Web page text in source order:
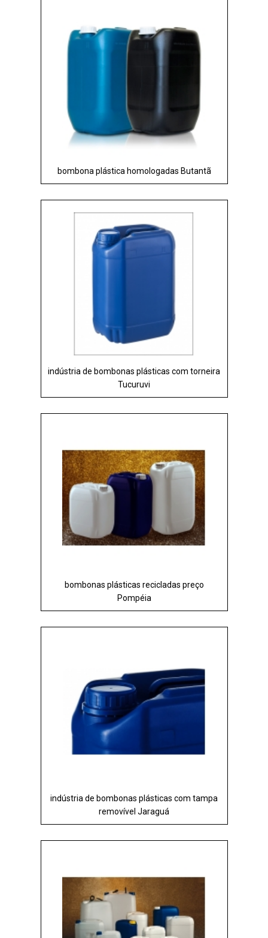
bombona plástica homologadas Butantã
indústria de bombonas plásticas com torneira
Tucuruvi
bombonas plásticas recicladas preço
Pompéia
indústria de bombonas plásticas com tampa
removível Jaraguá